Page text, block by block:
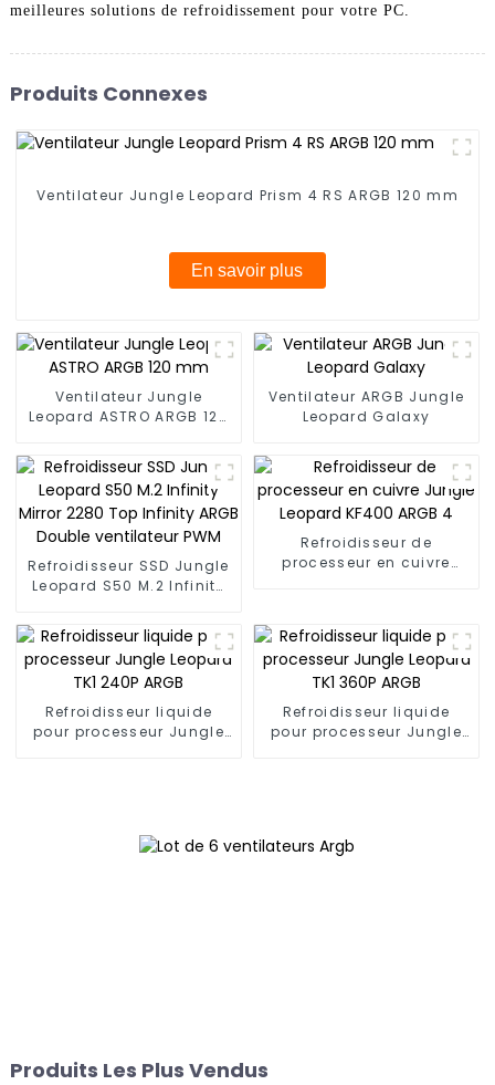
meilleures solutions de refroidissement pour votre PC.
Produits Connexes
Ventilateur Jungle Leopard Prism 4 RS ARGB 120 mm
En savoir plus
Ventilateur Jungle
Leopard ASTRO ARGB 120
Ventilateur ARGB Jungle
Leopard Galaxy
Refroidisseur SSD Jungle
Leopard S50 M.2 Infinity
ARGB Double ventilateur
PWM
Refroidisseur de
processeur en cuivre
Refroidisseur liquide
pour processeur Jungle
Refroidisseur liquide
pour processeur Jungle
Produits Les Plus Vendus